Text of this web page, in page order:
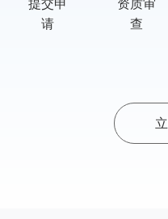
提交申
请
资质审
查